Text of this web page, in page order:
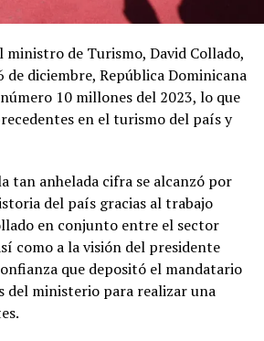
ministro de Turismo, David Collado,
diciembre, República Dominicana
10 millones del 2023, lo que
en el turismo del país y
tan anhelada cifra se alcanzó por
del país gracias al trabajo
en conjunto entre el sector
como a la visión del presidente
que depositó el mandatario
del ministerio para realizar una